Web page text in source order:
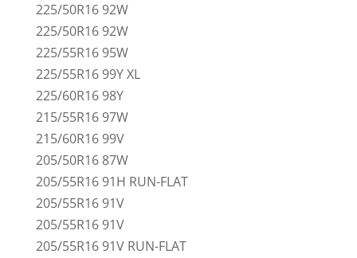
225/50R16 92W
225/50R16 92W
225/55R16 95W
225/55R16 99Y XL
225/60R16 98Y
215/55R16 97W
215/60R16 99V
205/50R16 87W
205/55R16 91H RUN-FLAT
205/55R16 91V
205/55R16 91V
205/55R16 91V RUN-FLAT